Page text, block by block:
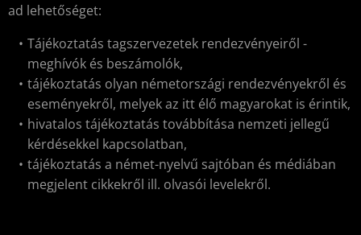
ad lehetőséget:
Tájékoztatás tagszervezetek rendezvényeiről -
meghívók és beszámolók,
tájékoztatás olyan németországi rendezvényekről és
eseményekről, melyek az itt élő magyarokat is érintik,
hivatalos tájékoztatás továbbítása nemzeti jellegű
kérdésekkel kapcsolatban,
tájékoztatás a német-nyelvű sajtóban és médiában
megjelent cikkekről ill. olvasói levelekről.